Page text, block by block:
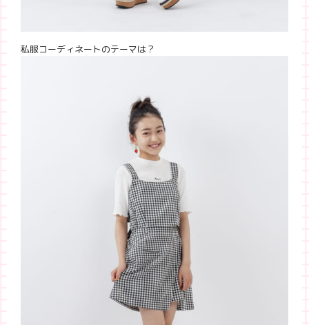
私服コーディネートのテーマは？